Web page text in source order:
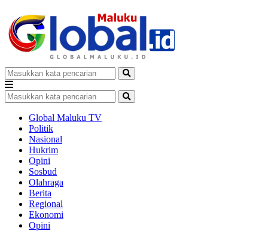
Global Maluku TV
Politik
Nasional
Hukrim
Opini
Sosbud
Olahraga
Berita
Regional
Ekonomi
Opini